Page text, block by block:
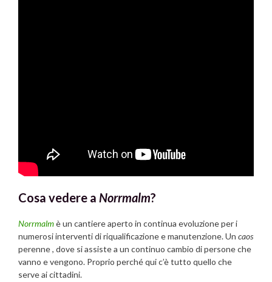
Cosa vedere a Norrmalm?
Norrmalmè un cantiere aperto in continua evoluzione per i
numerosi interventi di riqualificazione e manutenzione. Un caos
perenne , dove si assiste a un continuo cambio di persone che
vanno e vengono. Proprio perché qui c’è tutto quello che
serve ai cittadini.